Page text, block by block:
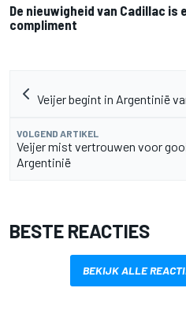
De nieuwigheid van Cadillac
compliment
Veijer begint in Argentinië
VOLGEND ARTIKEL
Veijer mist vertrouwen voor
Argentinië
BESTE REACTIES
BEKIJK ALLE